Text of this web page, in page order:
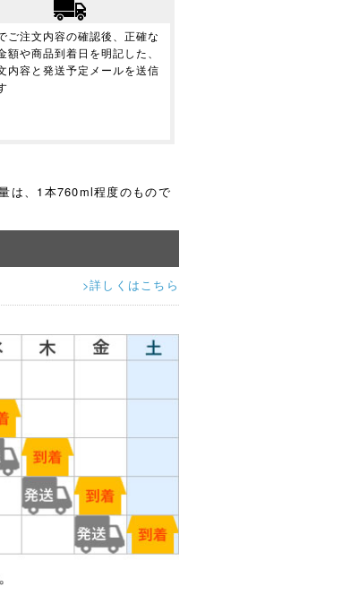
ご注文内容の確認後、正確な
額や商品到着日を明記した、
内容と発送予定メールを送信
は、1本760ml程度のもので
>詳しくはこちら